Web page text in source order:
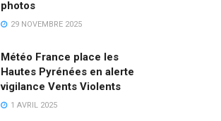
photos
29 NOVEMBRE 2025
Météo France place les
Hautes Pyrénées en alerte
vigilance Vents Violents
1 AVRIL 2025